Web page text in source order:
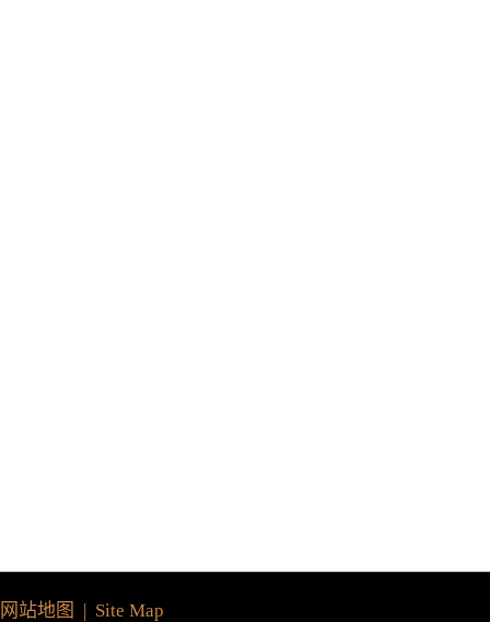
网站地图 | Site Map